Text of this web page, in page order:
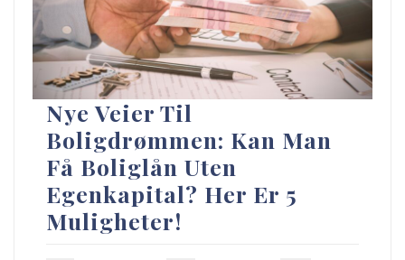
Nye Veier Til
Boligdrømmen: Kan Man
Få Boliglån Uten
Egenkapital? Her Er 5
Muligheter!